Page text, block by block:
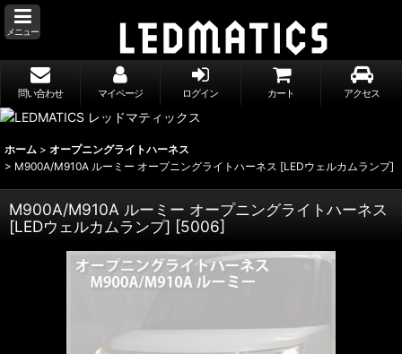
メニュー
問い合わせ マイページ ログイン カート アクセス
ホーム > オープニングライトハーネス
> M900A/M910A ルーミー オープニングライトハーネス [LEDウェルカムランプ]
M900A/M910A ルーミー オープニングライトハーネス
[LEDウェルカムランプ] [5006]